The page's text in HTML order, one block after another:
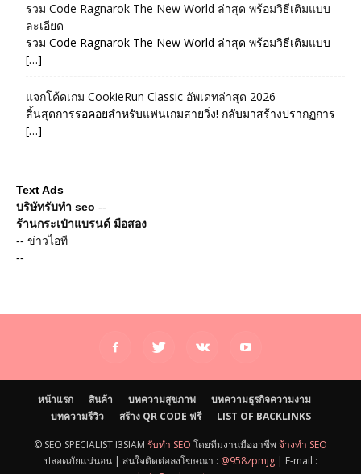
รวม Code Ragnarok The New World ล่าสุด พร้อมวิธีเติมแบบ
ละเอียด
รวม Code Ragnarok The New World ล่าสุด พร้อมวิธีเติมแบบ
[…]
แจกโค้ดเกม CookieRun Classic อัพเดทล่าสุด 2026
สิ้นสุดการรอคอยสำหรับแฟนเกมสายวิ่ง! กลับมาสร้างปรากฏการ
[…]
Text Ads
บริษัทรับทำ seo --
ร้านกระเป๋าแบรนด์ มือสอง
-- ข่าวไอที
--
หน้าแรก สินค้า บทความสุขภาพ
บทความธุรกิจความงาม
บทความรีวิว
สร้าง QR CODE ฟรี LIST OF BACKLINKS
© SEO SPECIALIST I3SIAM รับทำ SEO โดยทีมงานมืออาชีพ จ้างทำ SEO
ปลอดภัยแน่นอน | สนใจติดต่อลงโฆษณา : @958zpmjg| E-mail :